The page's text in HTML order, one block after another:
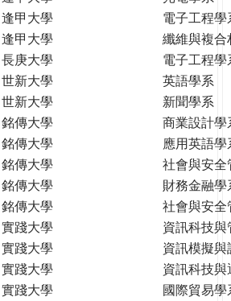
逢甲大學
電子工程學
逢甲大學
纖維與複合
長庚大學
電子工程學
世新大學
英語學系
世新大學
新聞學系
銘傳大學
商業設計學
銘傳大學
應用英語學
銘傳大學
社會與安全
銘傳大學
財務金融
銘傳大學
社會與安
實踐大學
資訊科技
實踐大學
資訊模擬
實踐大學
資訊科技
實踐大學
國際貿易學